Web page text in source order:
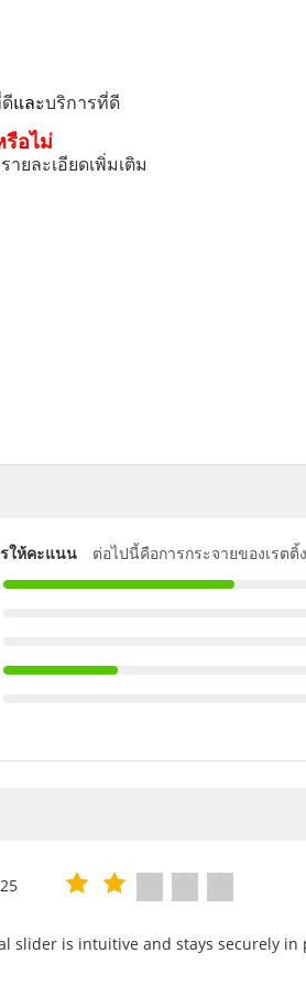
ดีและบริการที่ดี
รือไม่
ยละเอียดเพิ่มเติม
ให้คะแนน
ต่อไปนี้คือการกระจายของเรตติ้
slider is intuitive and stays securely